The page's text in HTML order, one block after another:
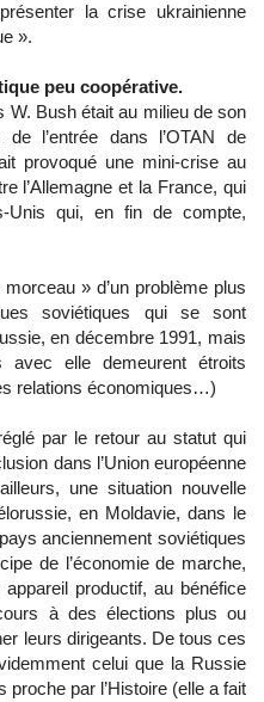
la crise ukrainienne
».
peu coopérative.
W. Bush était au milieu de son
l’entrée dans l’OTAN de
provoqué une mini-crise au
l’Allemagne et la France, qui
Unis qui, en fin de compte,
» d’un problème plus
soviétiques qui se sont
en décembre 1991, mais
elle demeurent étroits
relations économiques…)
par le retour au statut qui
dans l’Union européenne
une situation nouvelle
en Moldavie, dans le
anciennement soviétiques
de l’économie de marche,
productif, au bénéfice
à des élections plus ou
leurs dirigeants. De tous ces
celui que la Russie
par l’Histoire (elle a fait